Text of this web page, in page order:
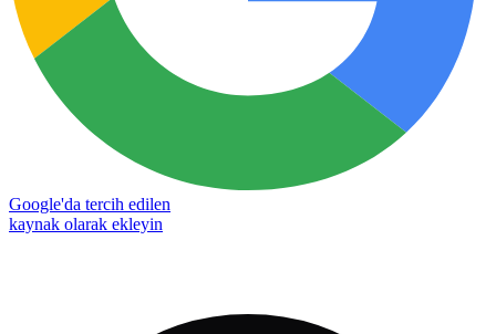
Google'da tercih edilen
kaynak olarak ekleyin